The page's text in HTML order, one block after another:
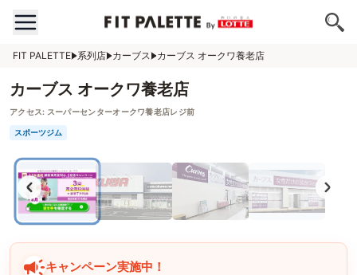
FIT PALETTE 系列店 カーブス カーブス オークワ養老店
カーブス オークワ養老店
アクセス: スーパーセンターオークワ養老店レジ前
スポーツジム
キャンペーン実施中！